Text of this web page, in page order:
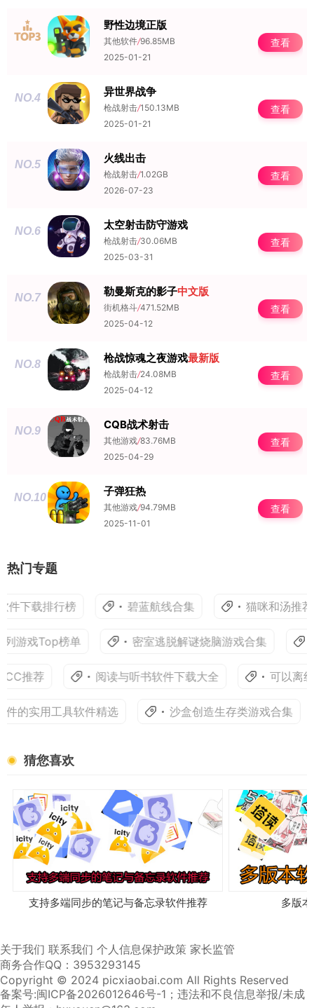
NO.3 野性边境正版
其他软件/96.85MB
2025-01-21
查看
NO.4 异世界战争
枪战射击/150.13MB
2025-01-21
查看
NO.5 火线出击
枪战射击/1.02GB
2026-07-23
查看
NO.6 太空射击防守游戏
枪战射击/30.06MB
2025-03-31
查看
NO.7 勒曼斯克的影子中文版
街机格斗/471.52MB
2025-04-12
查看
NO.8 枪战惊魂之夜游戏最新版
枪战射击/24.08MB
2025-04-12
查看
NO.9 CQB战术射击
其他游戏/83.76MB
2025-04-29
查看
NO.10 子弹狂热
其他游戏/94.79MB
2025-11-01
查看
热门专题
件下载排行榜 碧蓝航线合集 猫咪和汤推荐
游戏Top榜单 密室逃脱解谜烧脑游戏合集
推荐 阅读与听书软件下载大全 可以离
的实用工具软件精选 沙盒创造生存类游戏合集
猜您喜欢
支持多端同步的笔记与备忘录软件推荐 多版
关于我们 联系我们 个人信息保护政策 家长监管
商务合作QQ：3953293145
Copyright © 2024 picxiaobai.com All Rights Reserved
备案号:闽ICP备2026012646号-1 ；违法和不良信息举报/未成